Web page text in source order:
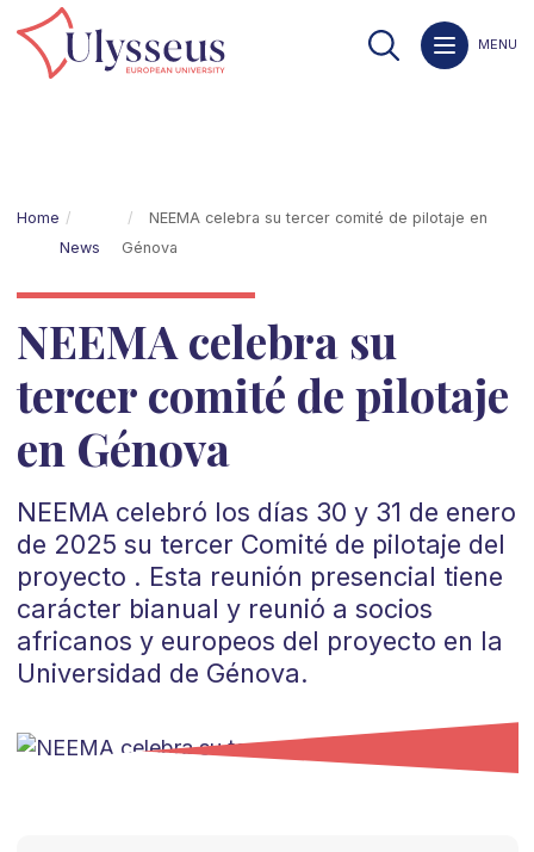
MENU
Home
News
NEEMA celebra su tercer comité de pilotaje en
Génova
NEEMA celebra su
tercer comité de pilotaje
en Génova
NEEMA celebró los días 30 y 31 de enero
de 2025 su tercer Comité de pilotaje del
proyecto . Esta reunión presencial tiene
carácter bianual y reunió a socios
africanos y europeos del proyecto en la
Universidad de Génova.